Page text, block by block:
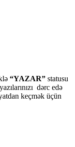
“YAZAR” statusu
dərc edə
keçmək üçün